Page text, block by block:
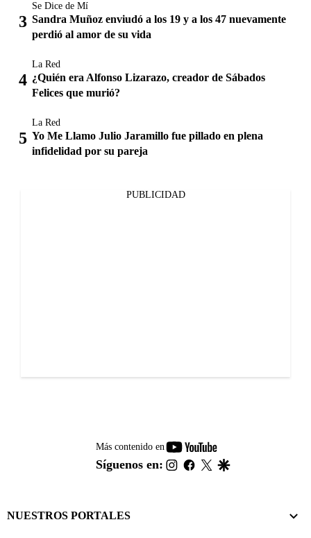
Se Dice de Mí
Sandra Muñoz enviudó a los 19 y a los 47 nuevamente
perdió al amor de su vida
La Red
¿Quién era Alfonso Lizarazo, creador de Sábados
Felices que murió?
La Red
Yo Me Llamo Julio Jaramillo fue pillado en plena
infidelidad por su pareja
PUBLICIDAD
Más contenido en
youtube-
footer
Síguenos en: instagram
facebook
twitter
NUESTROS PORTALES